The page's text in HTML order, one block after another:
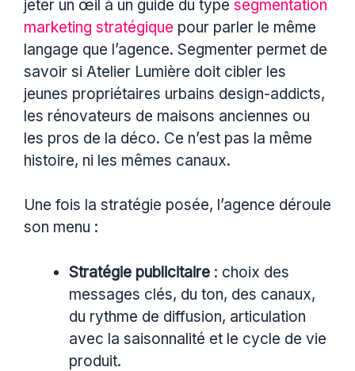
jeter un œil à un guide du type segmentation
marketing stratégique pour parler le même
langage que l’agence. Segmenter permet de
savoir si Atelier Lumière doit cibler les
jeunes propriétaires urbains design-addicts,
les rénovateurs de maisons anciennes ou
les pros de la déco. Ce n’est pas la même
histoire, ni les mêmes canaux.
Une fois la stratégie posée, l’agence déroule
son menu :
Stratégie publicitaire : choix des
messages clés, du ton, des canaux,
du rythme de diffusion, articulation
avec la saisonnalité et le cycle de vie
produit.